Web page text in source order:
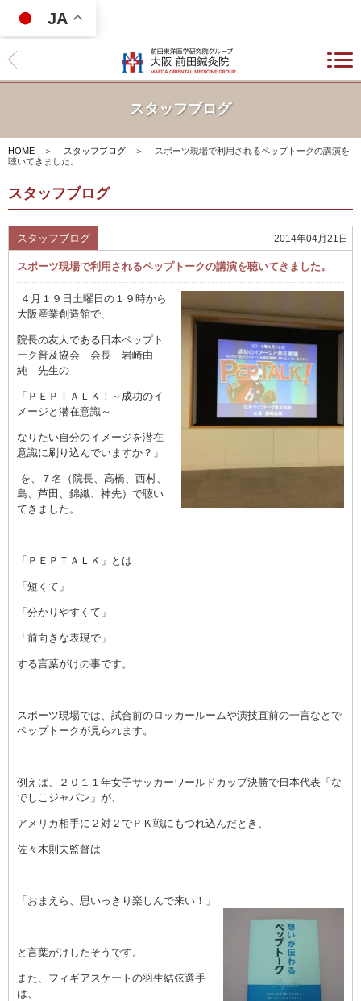
JA
スタッフブログ
HOME ＞ スタッフブログ ＞
スポーツ現場で利用されるペップトークの講演を
聴いてきました。
スタッフブログ
スタッフブログ 2014年04月21日
スポーツ現場で利用されるペップトークの講演を聴いてきました。
４月１９日土曜日の１９時から
大阪産業創造館で、
院長の友人である日本ペップト
ーク普及協会 会長 岩崎由
純 先生の
「ＰＥＰＴＡＬＫ！～成功のイ
メージと潜在意識～
なりたい自分のイメージを潜在
意識に刷り込んでいますか？」
を、７名（院長、高橋、西村、
島、芦田、錦織、神先）で聴い
てきました。
「ＰＥＰＴＡＬＫ」とは
「短くて」
「分かりやすくて」
「前向きな表現で」
する言葉がけの事です。
スポーツ現場では、試合前のロッカールームや演技直前の一言などで
ペップトークが見られます。
例えば、２０１１年女子サッカーワールドカップ決勝で日本代表「な
でしこジャパン」が、
アメリカ相手に２対２でＰＫ戦にもつれ込んだとき、
佐々木則夫監督は
「おまえら、思いっきり楽しんで来い！」
と言葉がけしたそうです。
また、フィギアスケートの羽生結弦選手
は、